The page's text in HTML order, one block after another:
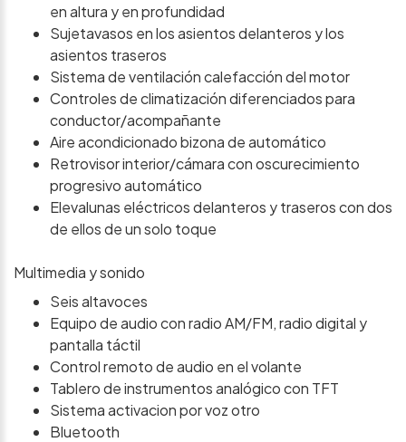
en altura y en profundidad
Sujetavasos en los asientos delanteros y los
asientos traseros
Sistema de ventilación calefacción del motor
Controles de climatización diferenciados para
conductor/acompañante
Aire acondicionado bizona de automático
Retrovisor interior/cámara con oscurecimiento
progresivo automático
Elevalunas eléctricos delanteros y traseros con dos
de ellos de un solo toque
Multimedia y sonido
Seis altavoces
Equipo de audio con radio AM/FM, radio digital y
pantalla táctil
Control remoto de audio en el volante
Tablero de instrumentos analógico con TFT
Sistema activacion por voz otro
Bluetooth